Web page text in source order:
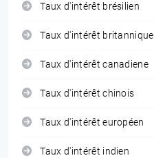
Taux d'intérêt brésilien
Taux d'intérêt britannique
Taux d'intérêt canadiene
Taux d'intérêt chinois
Taux d'intérêt européen
Taux d'intérêt indien